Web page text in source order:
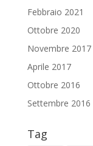
Febbraio 2021
Ottobre 2020
Novembre 2017
Aprile 2017
Ottobre 2016
Settembre 2016
Tag